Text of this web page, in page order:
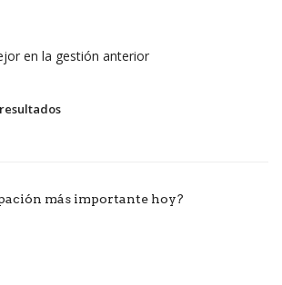
en la gestión anterior
más importante hoy?